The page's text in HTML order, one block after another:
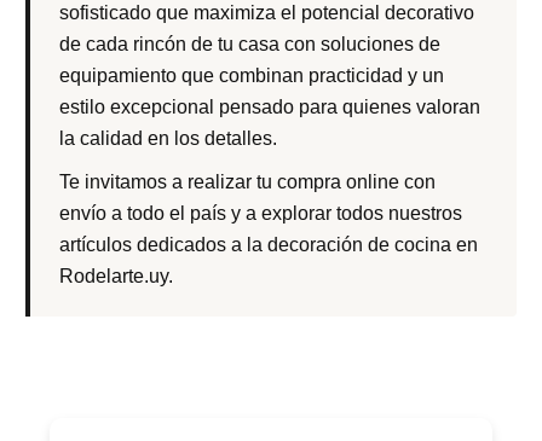
sofisticado que maximiza el potencial decorativo
de cada rincón de tu casa con soluciones de
equipamiento que combinan practicidad y un
estilo excepcional pensado para quienes valoran
la calidad en los detalles.
Te invitamos a realizar tu compra online con
envío a todo el país y a explorar todos nuestros
artículos dedicados a la decoración de cocina en
Rodelarte.uy.